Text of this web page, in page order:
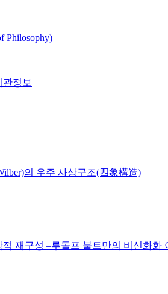
Philosophy)
의 우주 사상구조(四象構造)
재구성 ‒루돌프 불트만의 비신화화